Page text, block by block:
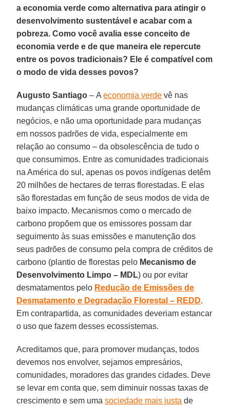
a economia verde como alternativa para atingir o
desenvolvimento sustentável e acabar com a
pobreza. Como você avalia esse conceito de
economia verde e de que maneira ele repercute
entre os povos tradicionais? Ele é compatível com
o modo de vida desses povos?
Augusto Santiago– Aeconomia verde vê nas
mudanças climáticas uma grande oportunidade de
negócios, e não uma oportunidade para mudanças
em nossos padrões de vida, especialmente em
relação ao consumo – da obsolescência de tudo o
que consumimos. Entre as comunidades tradicionais
na América do sul, apenas os povos indígenas detêm
20 milhões de hectares de terras florestadas. E elas
são florestadas em função de seus modos de vida de
baixo impacto. Mecanismos como o mercado de
carbono propõem que os emissores possam dar
seguimento às suas emissões e manutenção dos
seus padrões de consumo pela compra de créditos de
carbono (plantio de florestas pelo Mecanismo de
Desenvolvimento Limpo – MDL) ou por evitar
desmatamentos pelo Redução de Emissões de
Desmatamento e Degradação Florestal – REDD.
Em contrapartida, as comunidades deveriam estancar
o uso que fazem desses ecossistemas.
Acreditamos que, para promover mudanças, todos
devemos nos envolver, sejamos empresários,
comunidades, moradores das grandes cidades. Deve
se levar em conta que, sem diminuir nossas taxas de
crescimento e sem umasociedade mais justa de